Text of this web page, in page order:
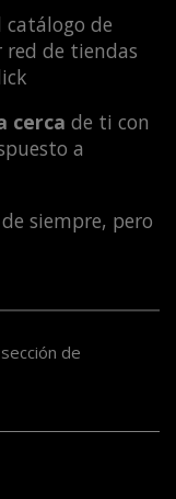
de
red de tiendas
cerca de ti con
a
de siempre, pero
de